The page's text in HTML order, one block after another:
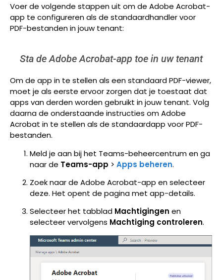
Voer de volgende stappen uit om de Adobe Acrobat-
app te configureren als de standaardhandler voor
PDF-bestanden in jouw tenant:
Sta de Adobe Acrobat-app toe in uw tenant
Om de app in te stellen als een standaard PDF-viewer,
moet je als eerste ervoor zorgen dat je toestaat dat
apps van derden worden gebruikt in jouw tenant. Volg
daarna de onderstaande instructies om Adobe
Acrobat in te stellen als de standaardapp voor PDF-
bestanden.
Meld je aan bij het Teams-beheercentrum en ga
naar de Teams-app > Apps beheren.
Zoek naar de Adobe Acrobat-app en selecteer
deze. Het opent de pagina met app-details.
Selecteer het tabblad Machtigingen en
selecteer vervolgens Machtiging controleren.